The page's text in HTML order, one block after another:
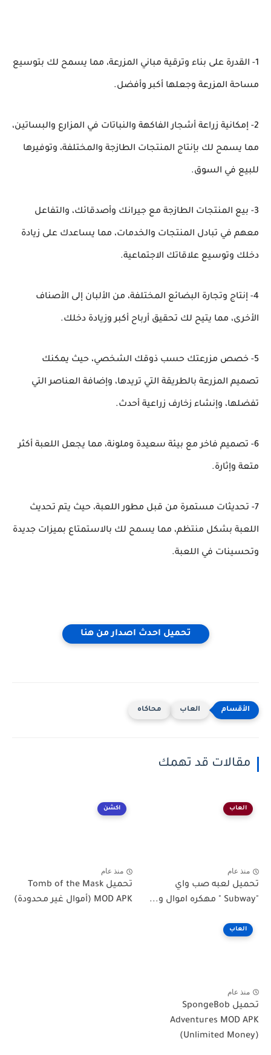
1- القدرة على بناء وترقية مباني المزرعة، مما يسمح لك بتوسيع
مساحة المزرعة وجعلها أكبر وأفضل.
2- إمكانية زراعة أشجار الفاكهة والنباتات في المزارع والبساتين،
مما يسمح لك بإنتاج المنتجات الطازجة والمختلفة، وتوفيرها
للبيع في السوق.
3- بيع المنتجات الطازجة مع جيرانك وأصدقائك، والتفاعل
معهم في تبادل المنتجات والخدمات، مما يساعدك على زيادة
دخلك وتوسيع علاقاتك الاجتماعية.
4- إنتاج وتجارة البضائع المختلفة، من الألبان إلى الأصناف
الأخرى، مما يتيح لك تحقيق أرباح أكبر وزيادة دخلك.
5- خصص مزرعتك حسب ذوقك الشخصي، حيث يمكنك
تصميم المزرعة بالطريقة التي تريدها، وإضافة العناصر التي
تفضلها، وإنشاء زخارف زراعية أحدث.
6- تصميم فاخر مع بيئة سعيدة وملونة، مما يجعل اللعبة أكثر
متعة وإثارة.
7- تحديثات مستمرة من قبل مطور اللعبة، حيث يتم تحديث
اللعبة بشكل منتظم، مما يسمح لك بالاستمتاع بميزات جديدة
وتحسينات في اللعبة.
تحميل احدث اصدار من هنا
العاب محاكاه
مقالات قد تهمك
العاب
منذ عام
تحميل لعبه صب واي
"Subway " مهكره اموال و...
اكشن
منذ عام
تحميل Tomb of the Mask
MOD APK (أموال غير محدودة)
العاب
منذ عام
تحميل SpongeBob
Adventures MOD APK
(Unlimited Money)